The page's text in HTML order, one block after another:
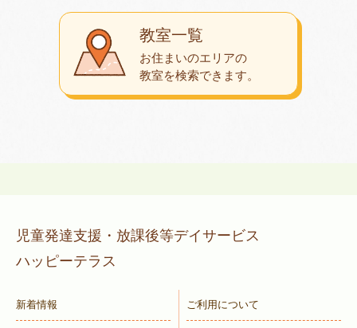
教室一覧
お住まいのエリアの
教室を検索できます。
児童発達支援・放課後等デイサービス
ハッピーテラス
新着情報 ご利用について